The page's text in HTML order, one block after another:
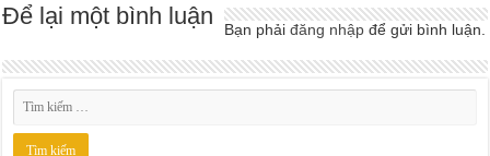
Để lại một bình luận Bạn phảiđăng nhập để gửi bình luận.